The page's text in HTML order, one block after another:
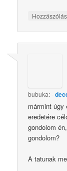
Hozzászólás
bubuka:-
mármint úgy
eredetére
gondolom
gondolom?
A tatunak